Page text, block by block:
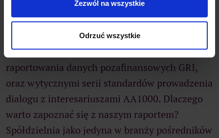
przy ul. Dziekońskiego 1, 00-728 Warszawa. Więcej
informacji o przetwarzaniu danych osobowych oraz
„Zaakceptuj wszystkie”, “Odrzuć wszystkie” lub
„Ustawienia cookies”. Aby zmieniać preferencje
plików cookie, przesuń suwak przy wybranej
kategorii. Masz prawo do wglądu w swoje ustawienia
oraz do ich zmiany w dowolny czasie.
Zezwól na wszystkie
Odrzuć wszystkie
„Kim jesteśmy i dokąd zmierzamy.” jest już
gotowy! Raport ten jest drugim raportem
Spółdzielni, został przygotowany zgodnie z
międzynarodowymi stanadardami
raportowania danych pozafinansowych GRI,
oraz wytycznymi serii standardów prowadzenia
dialogu z interesariuszami AA1000. Dlaczego
warto zapoznać się z naszym raportem?
Spółdzielnia jako jedyna w branży pośredników